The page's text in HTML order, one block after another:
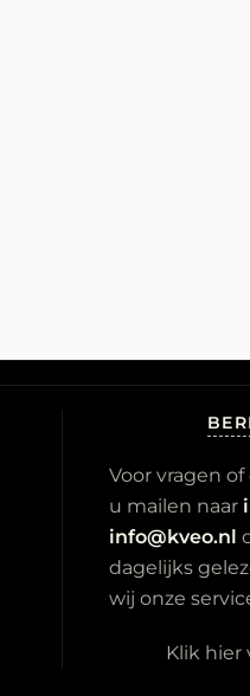
Voor vragen
u mailen naar
info@kveo.nl
dagelijks
wij onze
Klik hier